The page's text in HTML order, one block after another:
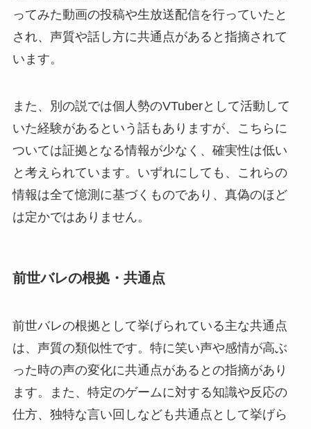
ってみた動画の投稿や生放送配信を行っていたと
され、声質や話し方に共通点があると指摘されて
います。
また、別の説では個人勢のVTuberとして活動して
いた経験があるという話もありますが、こちらに
ついては証拠となる情報が少なく、確実性は低い
と考えられています。いずれにしても、これらの
情報は全て憶測に基づくものであり、真偽のほど
は定かではありません。
前世バレの根拠・共通点
前世バレの根拠として挙げられている主な共通点
は、声質の類似性です。特に笑い声や感情が高ぶ
った時の声の変化に共通点があるとの指摘があり
ます。また、特定のゲームに対する知識や反応の
仕方、独特な言い回しなども共通点として挙げら